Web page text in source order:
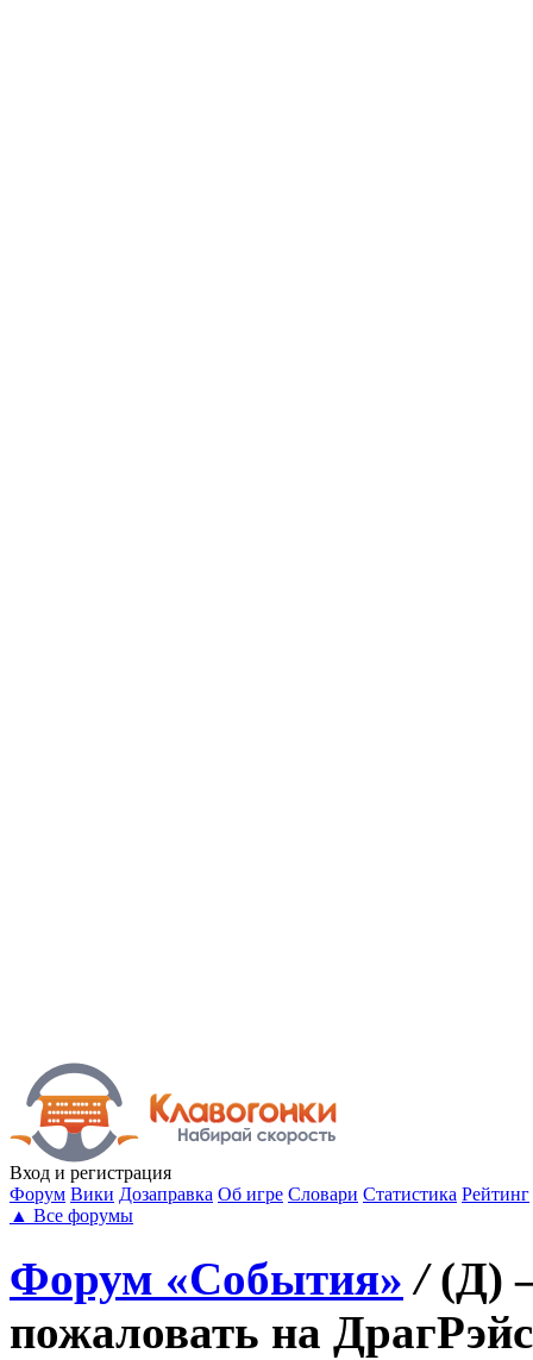
Вход и регистрация
Форум Вики Дозаправка Об игре Словари Статистика Рейтинг
▲ Все форумы
Форум «События» / (Д)
пожаловать на